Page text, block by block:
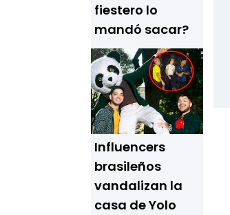
fiestero lo
mandó sacar?
Influencers
brasileños
vandalizan la
casa de Yolo